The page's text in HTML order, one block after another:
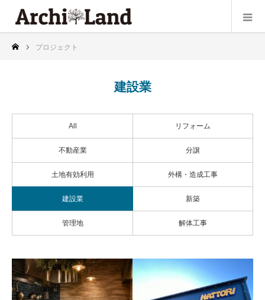
プロジェクト
建設業
All リフォーム
不動産業 分譲
土地有効利用 外構・造成工事
建設業 新築
管理地 解体工事